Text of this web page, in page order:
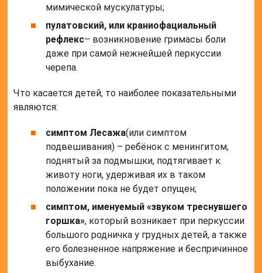
мимической мускулатуры;
пулатовский, или краниофациальный
рефлекс– возникновение гримасы боли
даже при самой нежнейшей перкуссии
черепа.
Что касается детей, то наиболее показательными
являются:
симптом Лесажа(или симптом
подвешивания) – ребёнок с менингитом,
поднятый за подмышки, подтягивает к
животу ноги, удерживая их в таком
положении пока не будет опущен;
симптом, именуемый «звуком треснувшего
горшка», который возникает при перкуссии
большого родничка у грудных детей, а также
его болезненное напряжение и беспричинное
выбухание.